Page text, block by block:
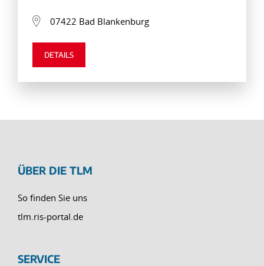
07422 Bad Blankenburg
DETAILS
ÜBER DIE TLM
So finden Sie uns
tlm.ris-portal.de
SERVICE